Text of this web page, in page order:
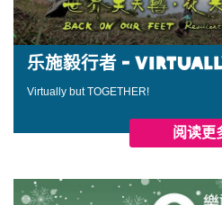
乐施毅行者 -
Virtually but TOGETHER!
阅读更